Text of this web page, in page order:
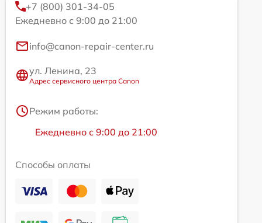
+7 (800) 301-34-05
Ежедневно с 9:00 до 21:00
info@canon-repair-center.ru
ул. Ленина, 23
Адрес сервисного центра Canon
Режим работы:
Ежедневно с 9:00 до 21:00
Способы оплаты